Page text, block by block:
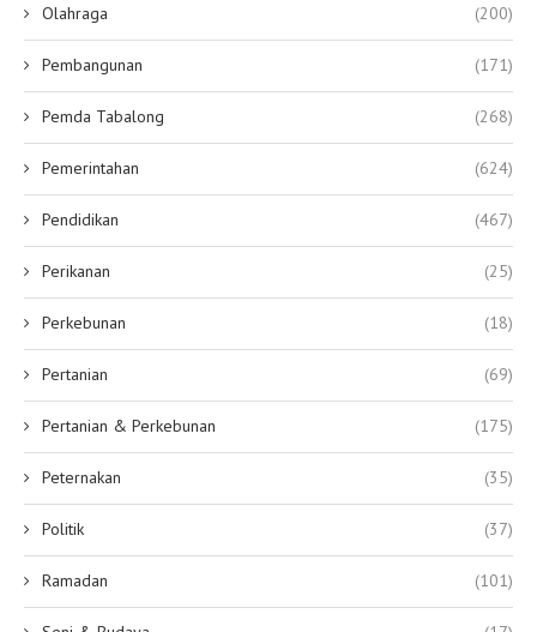
Olahraga (200)
Pembangunan (171)
Pemda Tabalong (268)
Pemerintahan (624)
Pendidikan (467)
Perikanan (25)
Perkebunan (18)
Pertanian (69)
Pertanian & Perkebunan (175)
Peternakan (35)
Politik (37)
Ramadan (101)